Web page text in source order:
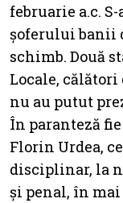
februarie a.c.
șoferului banii
schimb. Două
Locale,
nu au putut
În paranteză
Florin Urdea,
disciplinar, la
și penal, în mai